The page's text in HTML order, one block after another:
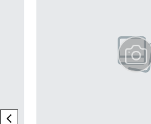
previous element